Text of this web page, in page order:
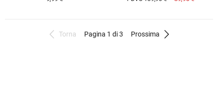
Torna Pagina 1 di 3 Prossima